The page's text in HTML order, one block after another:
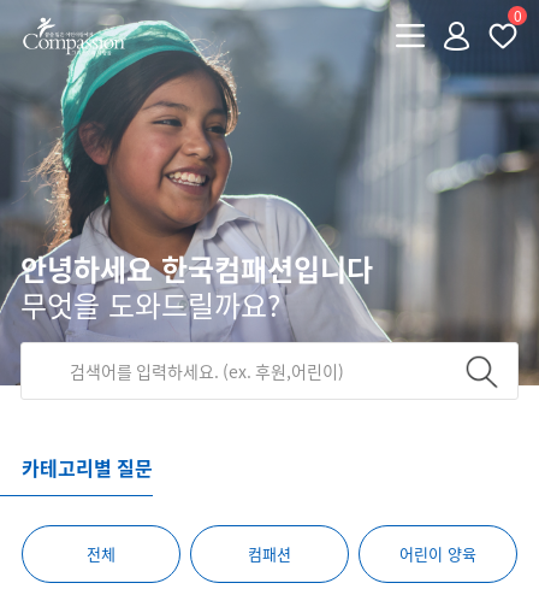
0
안녕하세요 한국컴패션입니다
무엇을 도와드릴까요?
카테고리별 질문
전체 컴패션 어린이 양육